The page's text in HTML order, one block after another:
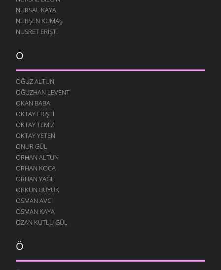
NURSAL KAYA
NURŞEN KUMAŞ
NUSRET ERIŞTI
O
OĞUZ ALTUN
OĞUZHAN LEVENT
OKAN BABA
OKTAY ERIŞTI
OKTAY TEMIZ
OKTAY YETEN
ONUR GÜL
ORHAN ALTUN
ORHAN KOCA
ORHAN YAĞLI
ORKUN BÜYÜK
OSMAN AVCI
OSMAN KAYA
OZAN KUTLU GÜL
Ö